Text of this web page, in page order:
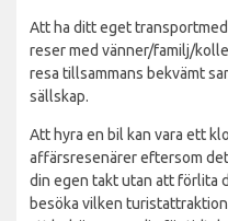
Att ha ditt eget
reser med vänner/familj/
resa tillsammans bekvämt
sällskap.
Att hyra en bil kan vara ett
affärsresenärer eftersom
din egen takt utan att förlita
besöka vilken